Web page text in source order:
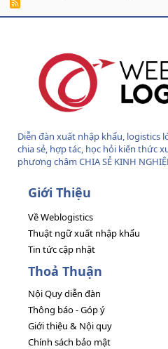
R
Diễn đàn xuất nhập khẩu, logistics
chia sẻ, hợp tác, học hỏi kiến thức
phương châm CHIA SẺ KINH
Giới Thiệu
Về Weblogistics
Thuật ngữ xuất nhập khẩu
Tin tức cập nhật
Thoả Thuận
Nội Quy diễn đàn
Thông báo - Góp ý
Giới thiệu & Nội quy
Chính sách bảo mật